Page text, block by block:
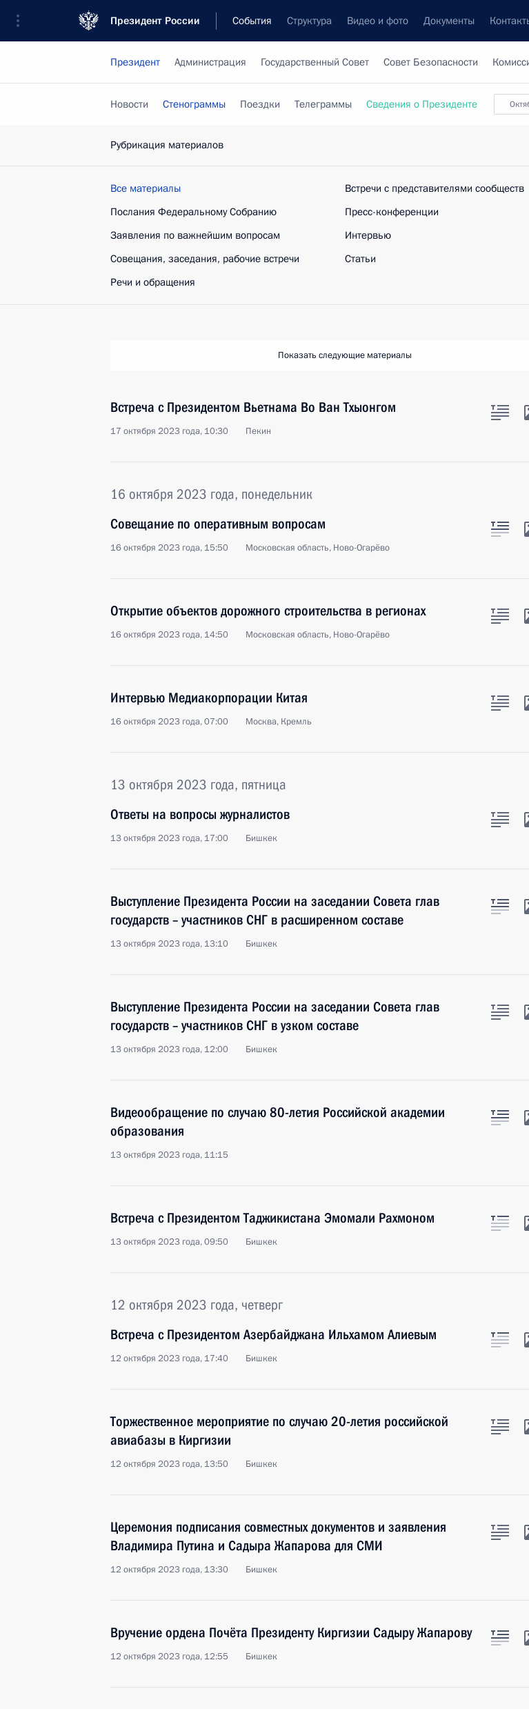
Президент России События Структура Видео и фото Документы
Президент Администрация Государственный Совет Совет Безопасности
Новости Стенограммы Поездки Телеграммы Сведения о Президенте
Рубрикация материалов
Все материалы
Послания Федеральному Собранию
Заявления по важнейшим вопросам
Совещания, заседания, рабочие встречи
Речи и обращения
Встречи с представителями сообществ
Пресс-конференции
Интервью
Статьи
Показать следующие материалы
Встреча с Президентом Вьетнама Во Ван Тхыонгом
17 октября 2023 года, 10:30 Пекин
16 октября 2023 года, понедельник
Совещание по оперативным вопросам
16 октября 2023 года, 15:50 Московская область, Ново-Огарёво
Открытие объектов дорожного строительства в регионах
16 октября 2023 года, 14:50 Московская область, Ново-Огарёво
Интервью Медиакорпорации Китая
16 октября 2023 года, 07:00 Москва, Кремль
13 октября 2023 года, пятница
Ответы на вопросы журналистов
13 октября 2023 года, 17:00 Бишкек
Выступление Президента России на заседании Совета глав
государств – участников СНГ в расширенном составе
13 октября 2023 года, 13:10 Бишкек
Выступление Президента России на заседании Совета глав
государств – участников СНГ в узком составе
13 октября 2023 года, 12:00 Бишкек
Видеообращение по случаю 80-летия Российской академии
образования
13 октября 2023 года, 11:15
Встреча с Президентом Таджикистана Эмомали Рахмоном
13 октября 2023 года, 09:50 Бишкек
12 октября 2023 года, четверг
Встреча с Президентом Азербайджана Ильхамом Алиевым
12 октября 2023 года, 17:40 Бишкек
Торжественное мероприятие по случаю 20-летия российской
авиабазы в Киргизии
12 октября 2023 года, 13:50 Бишкек
Церемония подписания совместных документов и заявления
Владимира Путина и Садыра Жапарова для СМИ
12 октября 2023 года, 13:30 Бишкек
Вручение ордена Почёта Президенту Киргизии Садыру Жапарову
12 октября 2023 года, 12:55 Бишкек